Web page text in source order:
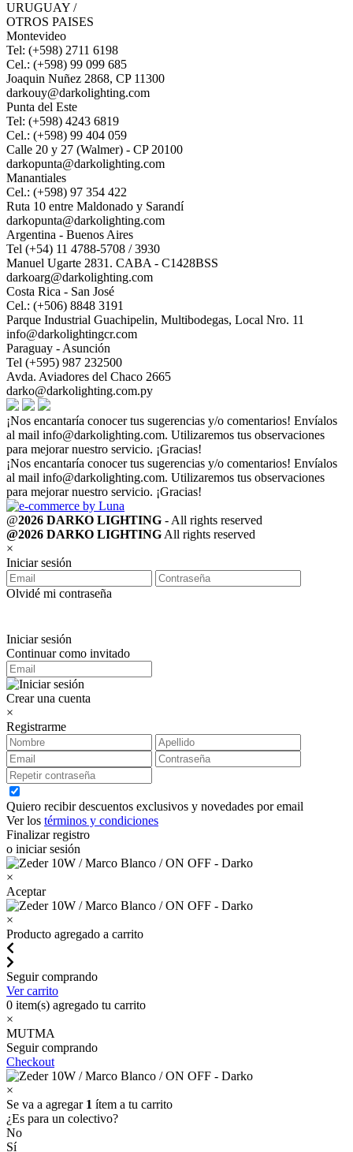
URUGUAY /
OTROS PAISES
Montevideo
Tel: (+598) 2711 6198
Cel.: (+598) 99 099 685
Joaquin Nuñez 2868, CP 11300
darkouy@darkolighting.com
Punta del Este
Tel: (+598) 4243 6819
Cel.: (+598) 99 404 059
Calle 20 y 27 (Walmer) - CP 20100
darkopunta@darkolighting.com
Manantiales
Cel.: (+598) 97 354 422
Ruta 10 entre Maldonado y Sarandí
darkopunta@darkolighting.com
Argentina - Buenos Aires
Tel (+54) 11 4788-5708 / 3930
Manuel Ugarte 2831. CABA - C1428BSS
darkoarg@darkolighting.com
Costa Rica - San José
Cel.: (+506) 8848 3191
Parque Industrial Guachipelin, Multibodegas, Local Nro. 11
info@darkolightingcr.com
Paraguay - Asunción
Tel (+595) 987 232500
Avda. Aviadores del Chaco 2665
darko@darkolighting.com.py
¡Nos encantaría conocer tus sugerencias y/o comentarios! Envíalos
al mail info@darkolighting.com. Utilizaremos tus observaciones
para mejorar nuestro servicio. ¡Gracias!
¡Nos encantaría conocer tus sugerencias y/o comentarios! Envíalos
al mail info@darkolighting.com. Utilizaremos tus observaciones
para mejorar nuestro servicio. ¡Gracias!
@2026 DARKO LIGHTING - All rights reserved
@2026 DARKO LIGHTINGAll rights reserved
×
Iniciar sesión
Olvidé mi contraseña
Iniciar sesión
Continuar como invitado
Crear una cuenta
×
Registrarme
Quiero recibir descuentos exclusivos y novedades por email
Ver los términos y condiciones
Finalizar registro
o iniciar sesión
×
Aceptar
×
Producto agregado a carrito
Seguir comprando
Ver carrito
0 item(s) agregado tu carrito
×
MUTMA
Seguir comprando
Checkout
×
Se va a agregar 1 ítem a tu carrito
¿Es para un colectivo?
No
Sí